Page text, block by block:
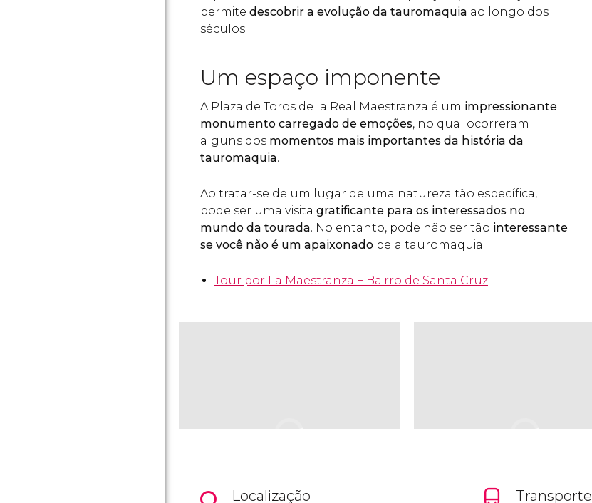
permite descobrir a evolução da tauromaquia ao longo dos
séculos.
Um espaço imponente
A Plaza de Toros de la Real Maestranza é um impressionante
monumento carregado de emoções, no qual ocorreram
alguns dos momentos mais importantes da história da
tauromaquia.
Ao tratar-se de um lugar de uma natureza tão específica,
pode ser uma visita gratificante para os interessados no
mundo da tourada. No entanto, pode não ser tão interessante
se você não é um apaixonado pela tauromaquia.
Tour por La Maestranza + Bairro de Santa Cruz
Localização Transporte